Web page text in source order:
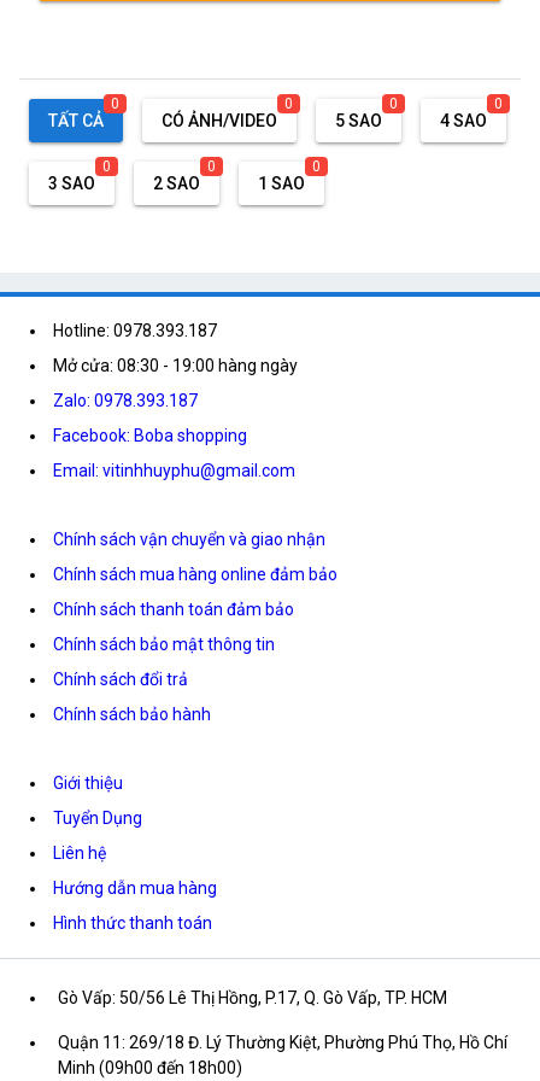
TẤT CẢ
0
CÓ ẢNH/VIDEO
0
5 SAO
0
4 SAO
0
3 SAO
0
2 SAO
0
1 SAO
0
Hotline: 0978.393.187
Mở cửa: 08:30 - 19:00 hàng ngày
Zalo: 0978.393.187
Facebook: Boba shopping
Email: vitinhhuyphu@gmail.com
Chính sách vận chuyển và giao nhận
Chính sách mua hàng online đảm bảo
Chính sách thanh toán đảm bảo
Chính sách bảo mật thông tin
Chính sách đổi trả
Chính sách bảo hành
Giới thiệu
Tuyển Dụng
Liên hệ
Hướng dẫn mua hàng
Hình thức thanh toán
Gò Vấp: 50/56 Lê Thị Hồng, P.17, Q. Gò Vấp, TP. HCM
Quận 11: 269/18 Đ. Lý Thường Kiệt, Phường Phú Thọ, Hồ Chí
Minh (09h00 đến 18h00)